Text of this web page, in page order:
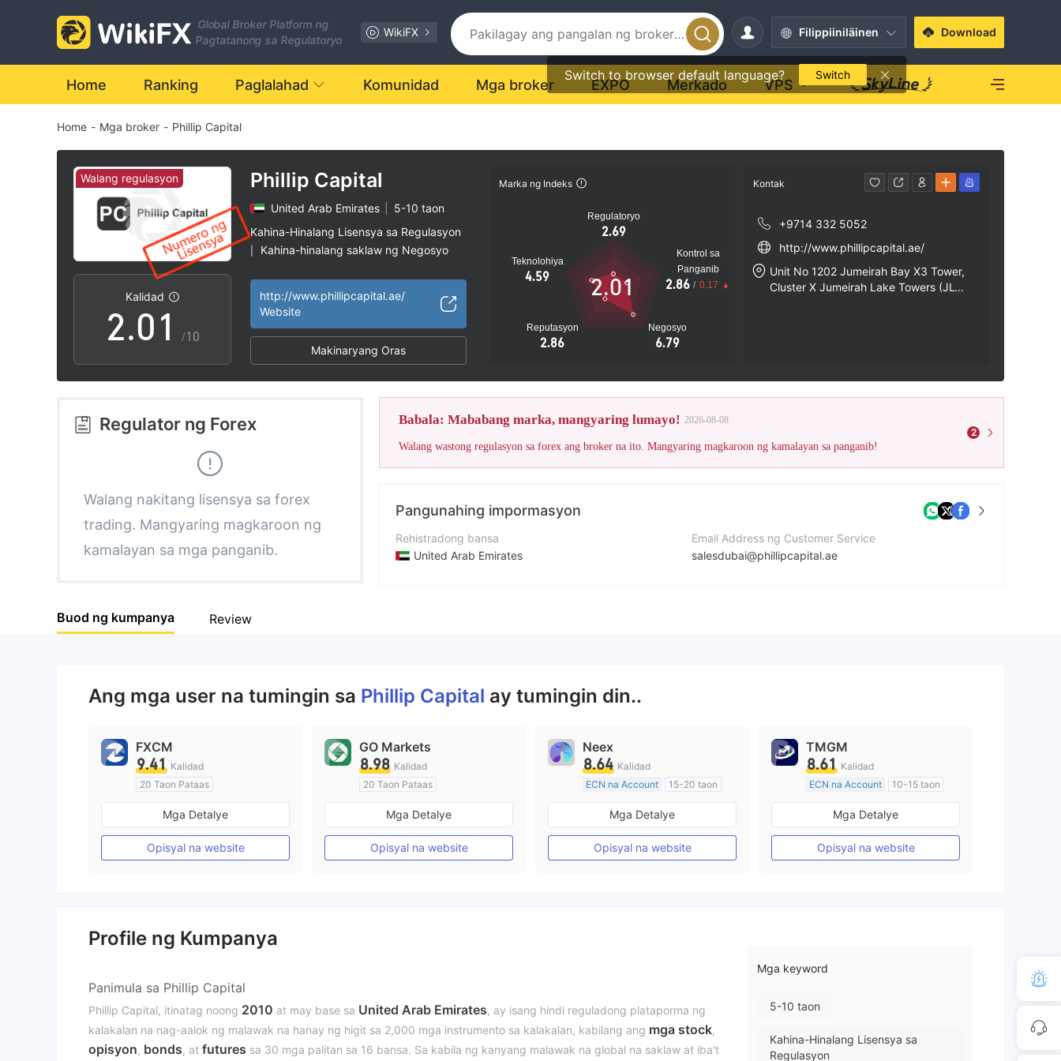
Global Broker Platform ng
Pagtatanong sa Regulatoryo
WikiFX Filippiiniläinen
Switch to browser default language? Switch
Download
Home Ranking Paglalahad Komunidad Mga broker EXPO Merkado VPS
Home - Mga broker - Phillip Capital
Walang regulasyon
Kalidad
0
1
2
3
4
6
7
8
9
.0
1
2
4
5
7
8
9
0
1
2
3
5
6
8
9
/10
Phillip Capital
United Arab Emirates
5-10 taon
Kahina-Hinalang Lisensya sa Regulasyon
Kahina-hinalang saklaw ng Negosyo
http://www.phillipcapital.ae/
Website
Makinaryang Oras
Marka ng Indeks
Regulatoryo
2.69
Teknolohiya
4.59
Reputasyon
2.86
Negosyo
6.79
Kontrol sa
Panganib
2.86 / 0.17
2.01
Kontak
+9714 332 5052
http://www.phillipcapital.ae/
Unit No 1202 Jumeirah Bay X3 Tower,
Cluster X Jumeirah Lake Towers (JL
Regulator ng Forex
Walang nakitang lisensya sa forex
trading. Mangyaring magkaroon ng
kamalayan sa mga panganib.
Babala: Mababang marka, mangyaring lumayo! 2026-08-08
Walang wastong regulasyon sa forex ang broker na ito. Mangyaring magkaroon ng kamalayan sa panganib!
2
Pangunahing impormasyon
Rehistradong bansa
United Arab Emirates
Email Address ng Customer Service
salesdubai@phillipcapital.ae
Buod ng kumpanya Review
Ang mga user na tumingin sa Phillip Capital ay tumingin din..
FXCM
9.41 Kalidad
20 Taon Pataas
Kinokontrol sa Australia
Paggawa ng Market (MM)
Pangunahing label na MT4
Mga Detalye
Opisyal na website
GO Markets
8.98 Kalidad
20 Taon Pataas
Kinokontrol sa Australia
Paggawa ng Market (MM)
cTrader
Mga Detalye
Opisyal na website
Neex
8.64 Kalidad
ECN na Account
15-20 taon
Kinokontrol sa Australia
Paggawa ng Market (MM)
Pangunahing label na MT4
Mga Detalye
Opisyal na website
TMGM
8.61 Kalidad
ECN na Account
10-15 taon
Kinokontrol sa Australia
Paggawa ng Market (MM)
Pangunahing label na MT4
Mga Detalye
Opisyal na website
Profile ng Kumpanya
Panimula sa Phillip Capital
Phillip Capital, itinatag noong 2010 at may base sa United Arab Emirates, ay isang hindi reguladong plataporma ng
kalakalan na nag-aalok ng malawak na hanay ng higit sa 2,000 mga instrumento sa kalakalan, kabilang ang mga stock,
opisyon, bonds, at futures sa 30 mga palitan sa 16 bansa. Sa kabila ng kanyang malawak na global na saklaw at iba't
Mga keyword
5-10 taon
Kahina-Hinalang Lisensya sa
Regulasyon